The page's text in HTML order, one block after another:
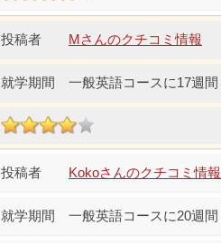
Mさんのクチコミ情報
一般英語コースに17週間
Kokoさんのクチコミ情報
一般英語コースに20週間